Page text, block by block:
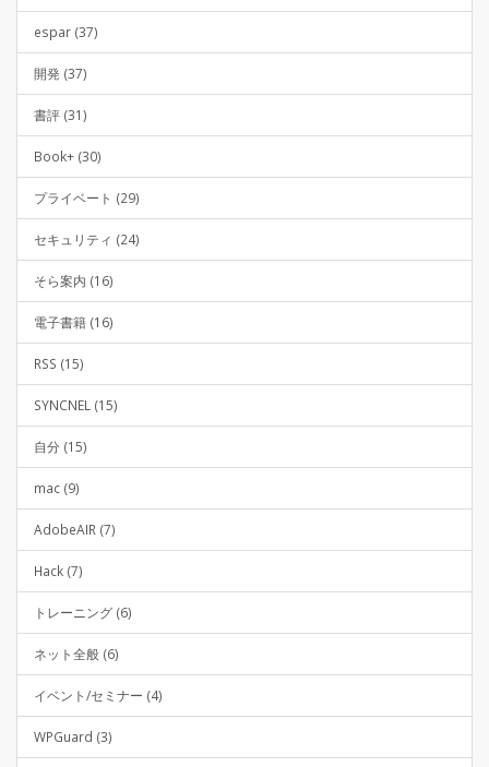
espar (37)
開発 (37)
書評 (31)
Book+ (30)
プライベート (29)
セキュリティ (24)
そら案内 (16)
電子書籍 (16)
RSS (15)
SYNCNEL (15)
自分 (15)
mac (9)
AdobeAIR (7)
Hack (7)
トレーニング (6)
ネット全般 (6)
イベント/セミナー (4)
WPGuard (3)